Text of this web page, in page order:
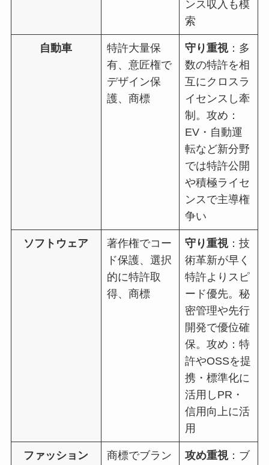
ンス収入も模
索
自動車
特許大量保
有、意匠権で
デザイン保
護、商標
守り重視：多
数の特許を相
互にクロスラ
イセンスし牽
制。攻め：
EV・自動運
転など新分野
では特許公開
や積極ライセ
ンスで主導権
争い
ソフトウェア
著作権でコー
ド保護、選択
的に特許取
得、商標
守り重視：技
術革新が早く
特許よりスピ
ード優先。秘
密管理や先行
開発で優位確
保。攻め：特
許やOSSを提
携・標準化に
活用しPR・
信用向上に活
用
ファッション
商標でブラン
攻め重視：ブ